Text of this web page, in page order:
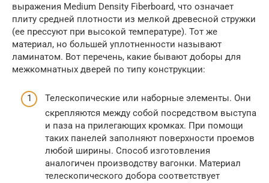
выражения Medium Density Fiberboard, что означает
плиту средней плотности из мелкой древесной стружки
(ее прессуют при высокой температуре). Тот же
материал, но большей уплотненности называют
ламинатом. Вот перечень, какие бывают доборы для
межкомнатных дверей по типу конструкции:
Телескопические или наборные элементы. Они
скрепляются между собой посредством выступа
и паза на прилегающих кромках. При помощи
таких панелей заполняют поверхности проемов
любой ширины. Способ изготовления
аналогичен производству вагонки. Материал
телескопического добора соответствует